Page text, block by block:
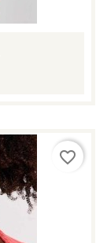
favorite_border